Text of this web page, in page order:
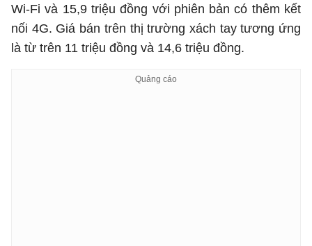
Wi-Fi và 15,9 triệu đồng với phiên bản có thêm kết
nối 4G. Giá bán trên thị trường xách tay tương ứng
là từ trên 11 triệu đồng và 14,6 triệu đồng.